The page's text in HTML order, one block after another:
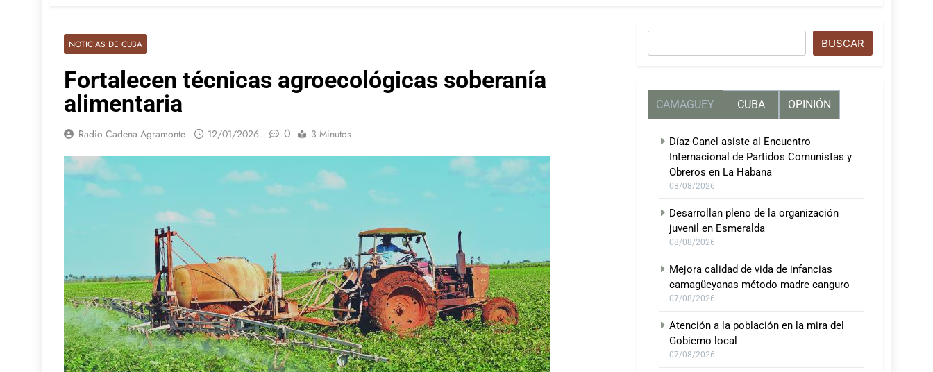
NOTICIAS DE CUBA
Fortalecen técnicas agroecológicas soberanía
alimentaria
Radio Cadena Agramonte 12/01/2026 0 3 Minutos
BUSCAR
CAMAGUEY CUBA OPINIÓN
Díaz-Canel asiste al Encuentro
Internacional de Partidos Comunistas y
Obreros en La Habana
08/08/2026
Desarrollan pleno de la organización
juvenil en Esmeralda
08/08/2026
Mejora calidad de vida de infancias
camagüeyanas método madre canguro
07/08/2026
Atención a la población en la mira del
Gobierno local
07/08/2026